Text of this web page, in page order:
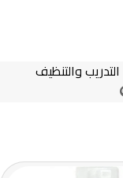
التدريب والتنظيف